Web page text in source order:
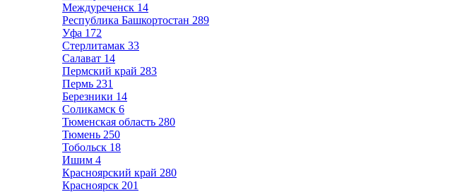
Междуреченск 14
Республика Башкортостан 289
Уфа 172
Стерлитамак 33
Салават 14
Пермский край 283
Пермь 231
Березники 14
Соликамск 6
Тюменская область 280
Тюмень 250
Тобольск 18
Ишим 4
Красноярский край 280
Красноярск 201